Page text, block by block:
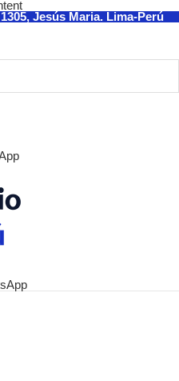
Jesús Maria. Lima-Perú